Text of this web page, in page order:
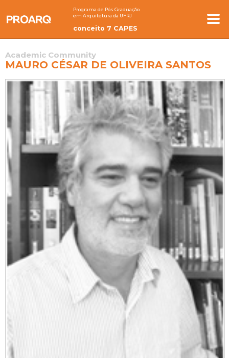
Programa de Pós Graduação
em Arquitetura da UFRJ
conceito 7 CAPES
Academic Community
MAURO CÉSAR DE OLIVEIRA SANTOS